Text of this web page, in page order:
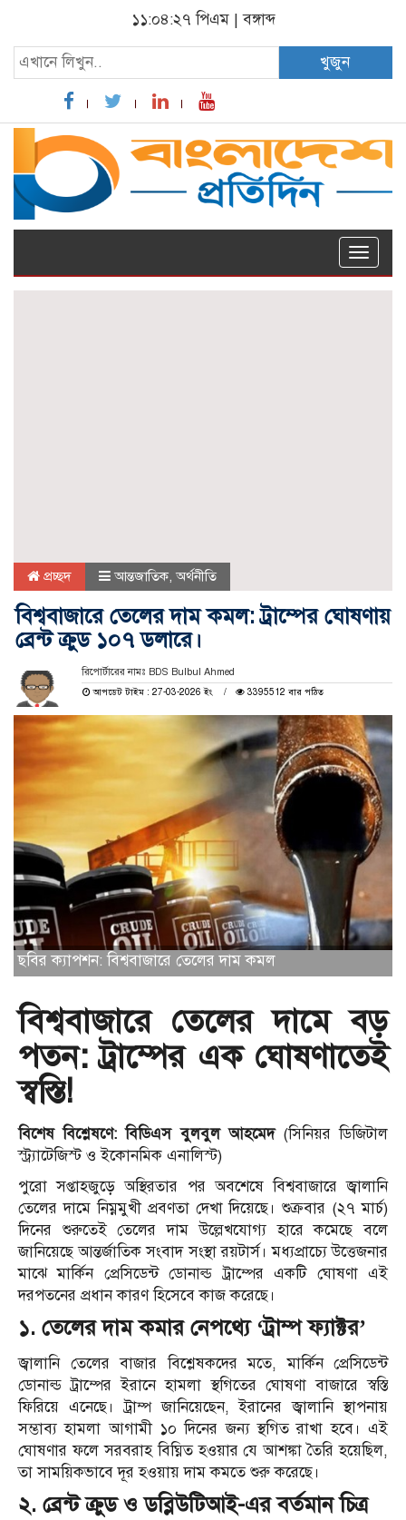
১১:০৪:২৮ পিএম|বঙ্গাব্দ
খুজুন
Toggle
প্রচ্ছদ আন্তজাতিক, অর্থনীতি
বিশ্ববাজারে তেলের দাম কমল: ট্রাম্পের ঘোষণায়
ব্রেন্ট ক্রুড ১০৭ ডলারে।
রিপোর্টারের নামঃ BDS Bulbul Ahmed
আপডেট টাইম : 27-03-2026 ইং
3395512 বার পঠিত
ছবির ক্যাপশন: বিশ্ববাজারে তেলের দাম কমল
বিশ্ববাজারে তেলের দামে বড়
পতন: ট্রাম্পের এক ঘোষণাতেই
স্বস্তি!
বিশেষ বিশ্লেষণে: বিডিএস বুলবুল আহমেদ(সিনিয়র ডিজিটাল
স্ট্র্যাটেজিস্ট ও ইকোনমিক এনালিস্ট)
পুরো সপ্তাহজুড়ে অস্থিরতার পর অবশেষে বিশ্ববাজারে জ্বালানি
তেলের দামে নিম্নমুখী প্রবণতা দেখা দিয়েছে। শুক্রবার (২৭ মার্চ)
দিনের শুরুতেই তেলের দাম উল্লেখযোগ্য হারে কমেছে বলে
জানিয়েছে আন্তর্জাতিক সংবাদ সংস্থা রয়টার্স। মধ্যপ্রাচ্যে উত্তেজনার
মাঝে মার্কিন প্রেসিডেন্ট ডোনাল্ড ট্রাম্পের একটি ঘোষণা এই
দরপতনের প্রধান কারণ হিসেবে কাজ করেছে।
১. তেলের দাম কমার নেপথ্যে ‘ট্রাম্প ফ্যাক্টর’
জ্বালানি তেলের বাজার বিশ্লেষকদের মতে, মার্কিন প্রেসিডেন্ট
ডোনাল্ড ট্রাম্পের ইরানে হামলা স্থগিতের ঘোষণা বাজারে স্বস্তি
ফিরিয়ে এনেছে। ট্রাম্প জানিয়েছেন, ইরানের জ্বালানি স্থাপনায়
সম্ভাব্য হামলা আগামী ১০ দিনের জন্য স্থগিত রাখা হবে। এই
ঘোষণার ফলে সরবরাহ বিঘ্নিত হওয়ার যে আশঙ্কা তৈরি হয়েছিল,
তা সাময়িকভাবে দূর হওয়ায় দাম কমতে শুরু করেছে।
২. ব্রেন্ট ক্রুড ও ডব্লিউটিআই-এর বর্তমান চিত্র